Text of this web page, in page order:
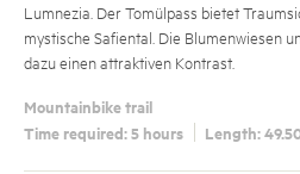
Lumnezia. Der Tomülpass bietet
mystische Safiental. Die Blumenwiesen
dazu einen attraktiven Kontrast.
Mountainbike trail
Time required: 5 hours
Length: